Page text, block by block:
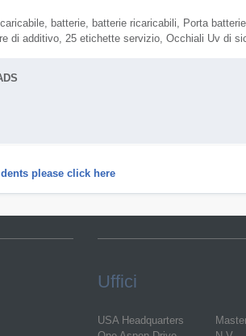
batterie, batterie ricaricabili, Porta
di additivo, 25 etichette servizio, Occhiali Uv di
please click here
Uffici
USA Headquarters